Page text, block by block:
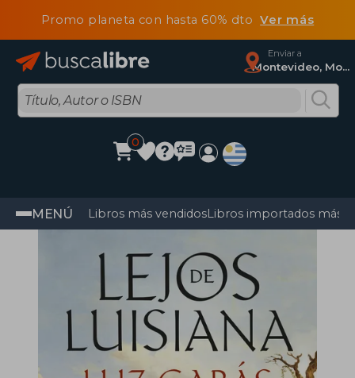
Promo planeta con hasta 60% dtoVer más
Enviar a
Montevideo, Montevideo
0
MENÚ Libros más vendidosLibros importados más